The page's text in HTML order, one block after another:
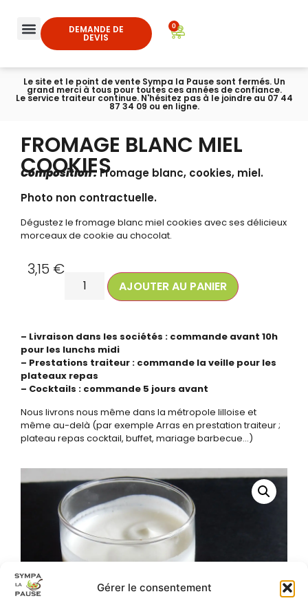
Gérer le consentement
DEMANDE DE
DEVIS
0
Le site et le point de vente Sympa la Pause sont fermés. Un
grand merci à tous pour toutes ces années de confiance.
Le service traiteur continue. N'hésitez pas à le joindre au 07 44
87 34 09 ou en ligne.
FROMAGE BLANC MIEL
COOKIES
Composition :Fromage blanc, cookies, miel.
Photo non contractuelle.
Dégustez le fromage blanc miel cookies avec ses délicieux
morceaux de cookie au chocolat.
3,15 €
AJOUTER AU PANIER
– Livraison dans les sociétés : commande avant 10h
pour les lunchs midi
– Prestations traiteur : commande la veille pour les
plateaux repas
– Cocktails : commande 5 jours avant
Nous livrons nous même dans la métropole lilloise et
même au-delà (par exemple Arras en prestation traiteur ;
plateau repas cocktail, buffet, mariage barbecue…)